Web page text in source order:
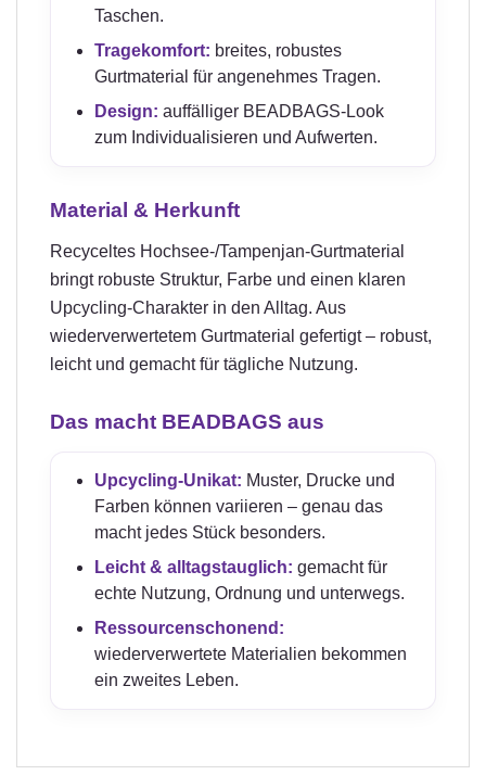
Taschen.
Tragekomfort: breites, robustes
Gurtmaterial für angenehmes Tragen.
Design: auffälliger BEADBAGS-Look
zum Individualisieren und Aufwerten.
Material & Herkunft
Recyceltes Hochsee-/Tampenjan-Gurtmaterial
bringt robuste Struktur, Farbe und einen klaren
Upcycling-Charakter in den Alltag. Aus
wiederverwertetem Gurtmaterial gefertigt – robust,
leicht und gemacht für tägliche Nutzung.
Das macht BEADBAGS aus
Upcycling-Unikat: Muster, Drucke und
Farben können variieren – genau das
macht jedes Stück besonders.
Leicht & alltagstauglich: gemacht für
echte Nutzung, Ordnung und unterwegs.
Ressourcenschonend:
wiederverwertete Materialien bekommen
ein zweites Leben.